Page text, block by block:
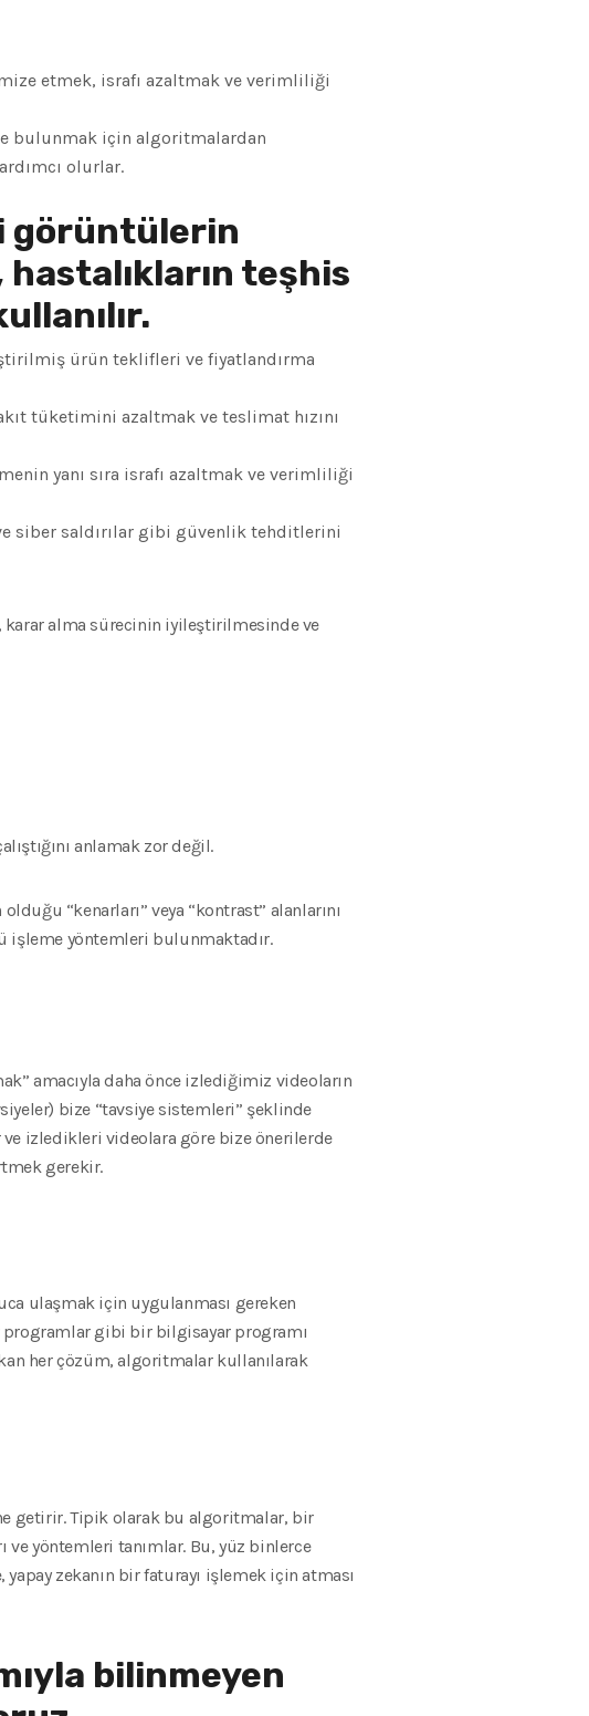
etmek, israfı azaltmak ve verimliliği
bulunmak için algoritmalardan
olurlar.
görüntülerin
teşhis
ürün teklifleri ve fiyatlandırma
tüketimini azaltmak ve teslimat hızını
yanı sıra israfı azaltmak ve verimliliği
siber saldırılar gibi güvenlik tehditlerini
alma sürecinin iyileştirilmesinde ve
anlamak zor değil.
“kenarları” veya “kontrast” alanlarını
yöntemleri bulunmaktadır.
amacıyla daha önce izlediğimiz videoların
bize “tavsiye sistemleri” şeklinde
ve izledikleri videolara göre bize önerilerde
gerekir.
ulaşmak için uygulanması gereken
programlar gibi bir bilgisayar programı
her çözüm, algoritmalar kullanılarak
getirir. Tipik olarak bu algoritmalar, bir
yöntemleri tanımlar. Bu, yüz binlerce
zekanın bir faturayı işlemek için atması
bilinmeyen